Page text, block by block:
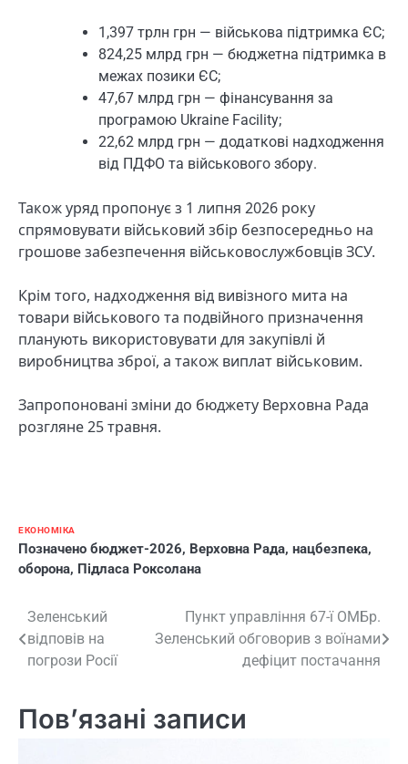
1,397 трлн грн — військова підтримка ЄС;
824,25 млрд грн — бюджетна підтримка в
межах позики ЄС;
47,67 млрд грн — фінансування за
програмою Ukraine Facility;
22,62 млрд грн — додаткові надходження
від ПДФО та військового збору.
Також уряд пропонує з 1 липня 2026 року
спрямовувати військовий збір безпосередньо на
грошове забезпечення військовослужбовців ЗСУ.
Крім того, надходження від вивізного мита на
товари військового та подвійного призначення
планують використовувати для закупівлі й
виробництва зброї, а також виплат військовим.
Запропоновані зміни до бюджету Верховна Рада
розгляне 25 травня.
ЕКОНОМІКА
Позначено бюджет-2026, Верховна Рада, нацбезпека,
оборона, Підласа Роксолана
Навігація
записів
Зеленський
відповів на
погрози Росії
Пункт управління 67-ї ОМБр.
Зеленський обговорив з воїнами
дефіцит постачання
Пов’язані записи